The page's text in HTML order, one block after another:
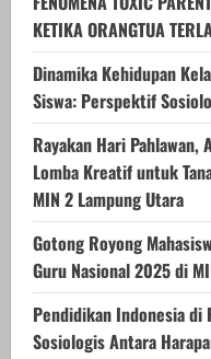
KETIKA ORANGTUA
Dinamika Kehidupan
Siswa: Perspektif
Rayakan Hari Pahlawan,
Lomba Kreatif untuk
MIN 2 Lampung Utara
Gotong Royong
Guru Nasional 2025 di
Pendidikan Indonesia di
Sosiologis Antara